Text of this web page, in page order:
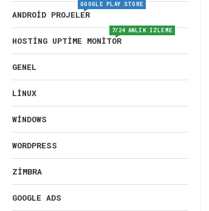
ANDROID PROJELER
GOOGLE PLAY STORE
HOSTING UPTIME MONITOR
7/24 ANLIK İZLEME
GENEL
LINUX
WINDOWS
WORDPRESS
ZIMBRA
GOOGLE ADS